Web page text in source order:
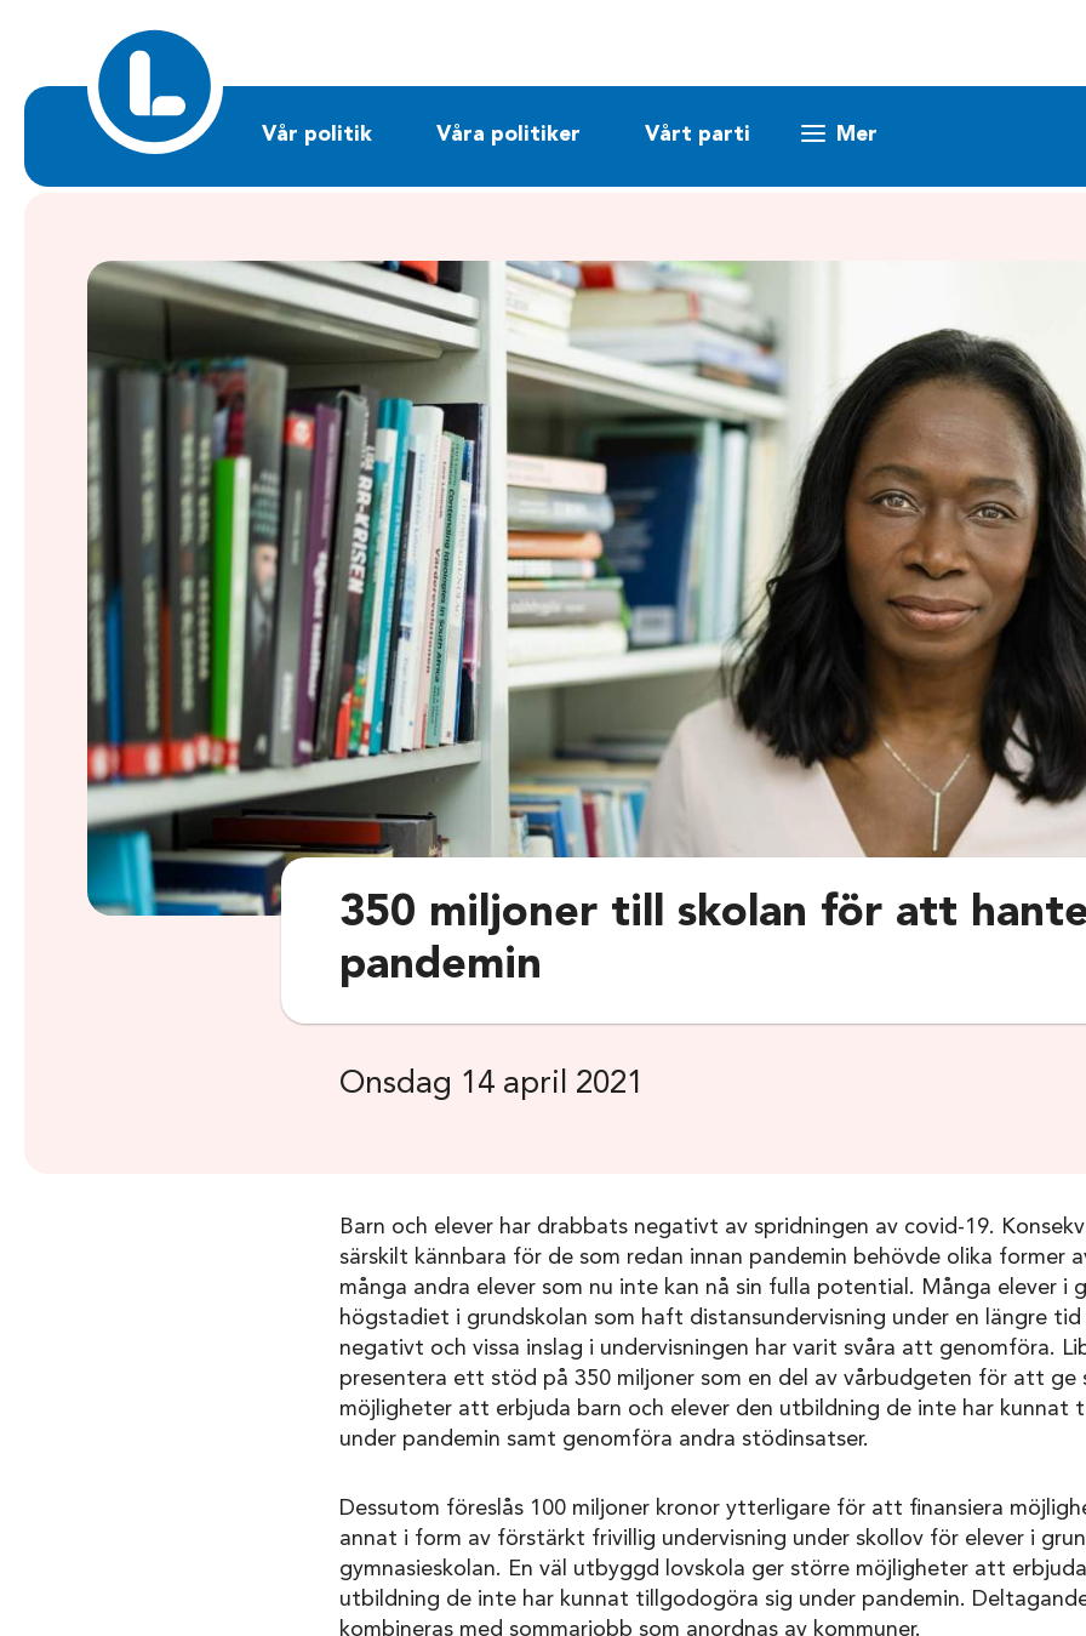
Vår politik Våra politiker Vårt parti Mer
350 miljoner till skolan för att
pandemin
Onsdag 14 april 2021
Barn och elever har drabbats negativt av spridningen av covid-19.
särskilt kännbara för de som redan innan pandemin behövde olika former
många andra elever som nu inte kan nå sin fulla potential. Många elever i
högstadiet i grundskolan som haft distansundervisning under en längre
negativt och vissa inslag i undervisningen har varit svåra att genomföra.
presentera ett stöd på 350 miljoner som en del av vårbudgeten för att ge
möjligheter att erbjuda barn och elever den utbildning de inte har kunnat
under pandemin samt genomföra andra stödinsatser.
Dessutom föreslås 100 miljoner kronor ytterligare för att finansiera
annat i form av förstärkt frivillig undervisning under skollov för elever i
gymnasieskolan. En väl utbyggd lovskola ger större möjligheter att
utbildning de inte har kunnat tillgodogöra sig under pandemin.
kombineras med sommarjobb som anordnas av kommuner.